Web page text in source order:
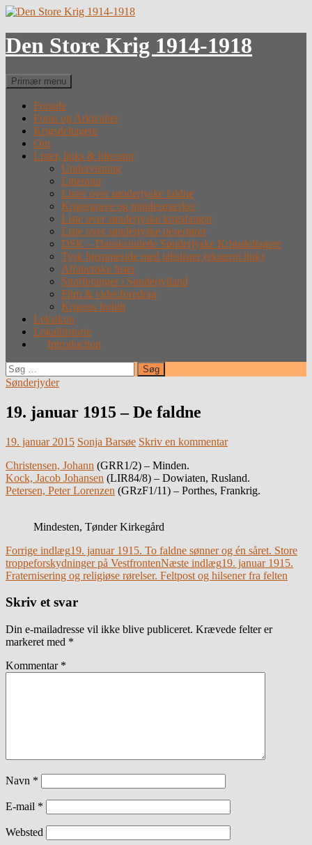
Hop
indhold
Den Store Krig 1914-1918
Søg
Primær menu
Forside
Fotos og Arkivalier
Krigsdeltagere
Om
Lister, links & litteratur
Undervisning
Litteratur
Lister over sønderjyske faldne
Krigergrave og mindesmærker
Liste over sønderjyske krigsfanger
Liste over sønderjyske desertører
DSK – Dansksindede Sønderjyske Krigsdeltagere
Tysk hjemmeside med tabslister (eksternt link)
Alfabetiske lister
Straffefanger i Sønderjylland
Film & videoforedrag
Krigens forløb
Leksikon
Lokalhistorie
Introduction
Søg
efter:
Sønderjyder
19. januar 1915 – De faldne
19. januar 2015 Sonja Barsøe Skriv en kommentar
Christensen, Johann (GRR1/2) – Minden.
Kock, Jacob Johansen (LIR84/8) – Dowiaten, Rusland.
Petersen, Peter Lorenzen (GRzF1/11) – Porthes, Frankrig.
Mindesten, Tønder Kirkegård
Indlægsnavigation
Forrige indlæg19. januar 1915. To faldne sønner og én såret. Store
troppeforskydninger på VestfrontenNæste indlæg19. januar 1915.
Fraternisering og religiøse rørelser. Feltpost og hilsener fra felten
Skriv et svar
Din e-mailadresse vil ikke blive publiceret. Krævede felter er
markeret med *
Kommentar *
Navn *
E-mail *
Websted